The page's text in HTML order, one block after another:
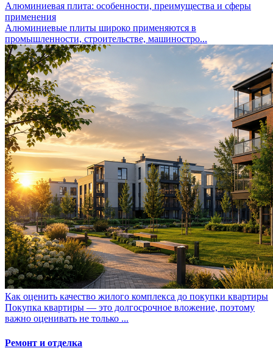
Алюминиевая плита: особенности, преимущества и сферы
применения
Алюминиевые плиты широко применяются в
промышленности, строительстве, машиностро...
Как оценить качество жилого комплекса до покупки квартиры
Покупка квартиры — это долгосрочное вложение, поэтому
важно оценивать не только ...
Ремонт и отделка